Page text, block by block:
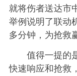
就将伤者送达市
举例说明了联动
多分钟，为抢救
值得一提的
快速响应和抢救